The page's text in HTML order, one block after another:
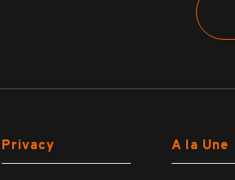
Privacy A la Une